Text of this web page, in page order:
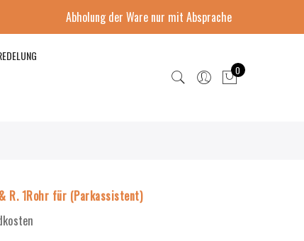
Abholung der Ware nur mit Absprache
0
R. 1Rohr für (Parkassistent)